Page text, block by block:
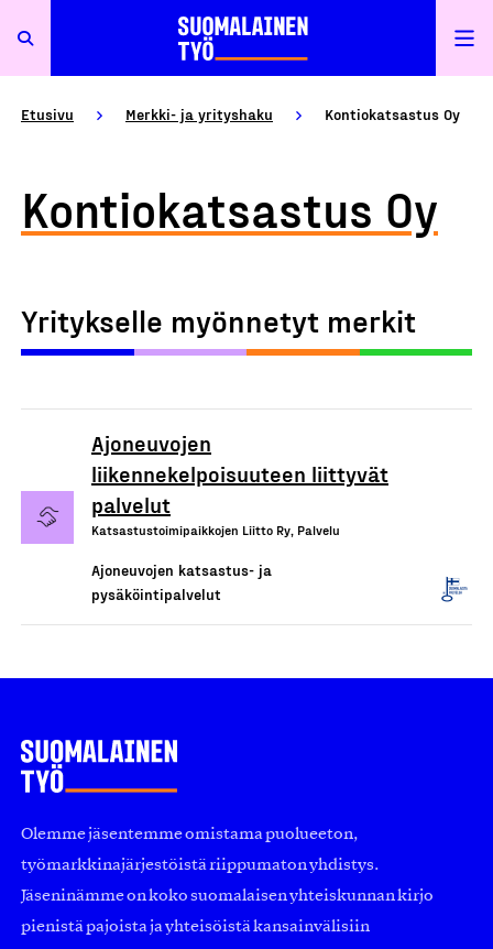
Etusivu Merkki- ja yrityshaku Kontiokatsastus Oy
Kontiokatsastus Oy
Yritykselle myönnetyt merkit
Ajoneuvojen
liikennekelpoisuuteen liittyvät
palvelut
Katsastustoimipaikkojen Liitto Ry, Palvelu
Ajoneuvojen katsastus- ja
pysäköintipalvelut
Olemme jäsentemme omistama puolueeton,
työmarkkinajärjestöistä riippumaton yhdistys.
Jäseninämme on koko suomalaisen yhteiskunnan kirjo
pienistä pajoista ja yhteisöistä kansainvälisiin